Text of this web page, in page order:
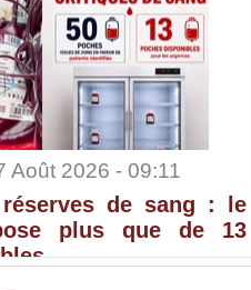
Août 2026 - 09:11
de sang : le
plus que de 13